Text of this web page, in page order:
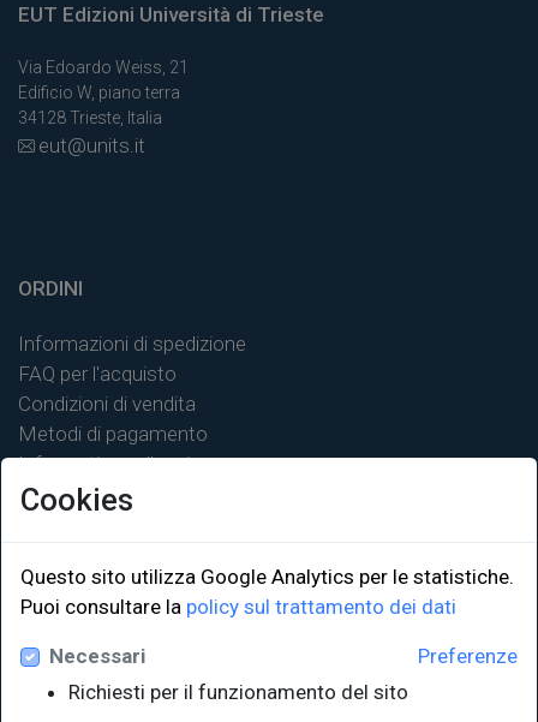
EUT Edizioni Università di Trieste
Via Edoardo Weiss, 21
Edificio W, piano terra
34128 Trieste, Italia
eut@units.it
ORDINI
Informazioni di spedizione
FAQ per l'acquisto
Condizioni di vendita
Metodi di pagamento
Informativa sulla privacy
LINK ISTITUZIONALI
Università degli Studi di Trieste
Sistema Bibliotecario di Ateneo
Cookies
Questo sito utilizza Google Analytics per le statistiche.
Puoi consultare la policy sul trattamento dei dati
Preferenze
Necessari
Richiesti per il funzionamento del sito